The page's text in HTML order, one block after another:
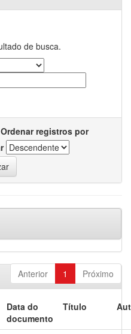
de busca.
Ordenar registros por
Anterior 1 Próximo
Data do
documento
Título